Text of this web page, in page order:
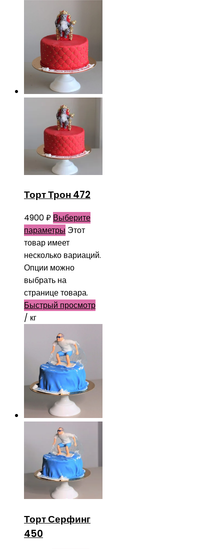
Торт Трон 472
4900₽ Выберите
параметры Этот
товар имеет
несколько вариаций.
Опции можно
выбрать на
странице товара.
Быстрый просмотр
/ кг
Торт Серфинг
450